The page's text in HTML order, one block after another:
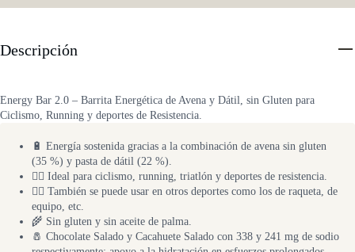
Descripción
Energy Bar 2.0 – Barrita Energética de Avena y Dátil, sin Gluten para
Ciclismo, Running y deportes de Resistencia.
🔋 Energía sostenida gracias a la combinación de avena sin gluten
(35 %) y pasta de dátil (22 %).
🚴‍♂️ Ideal para ciclismo, running, triatlón y deportes de resistencia.
🏃‍♂️ También se puede usar en otros deportes como los de raqueta, de
equipo, etc.
🌾 Sin gluten y sin aceite de palma.
🧂 Chocolate Salado y Cacahuete Salado con 338 y 241 mg de sodio